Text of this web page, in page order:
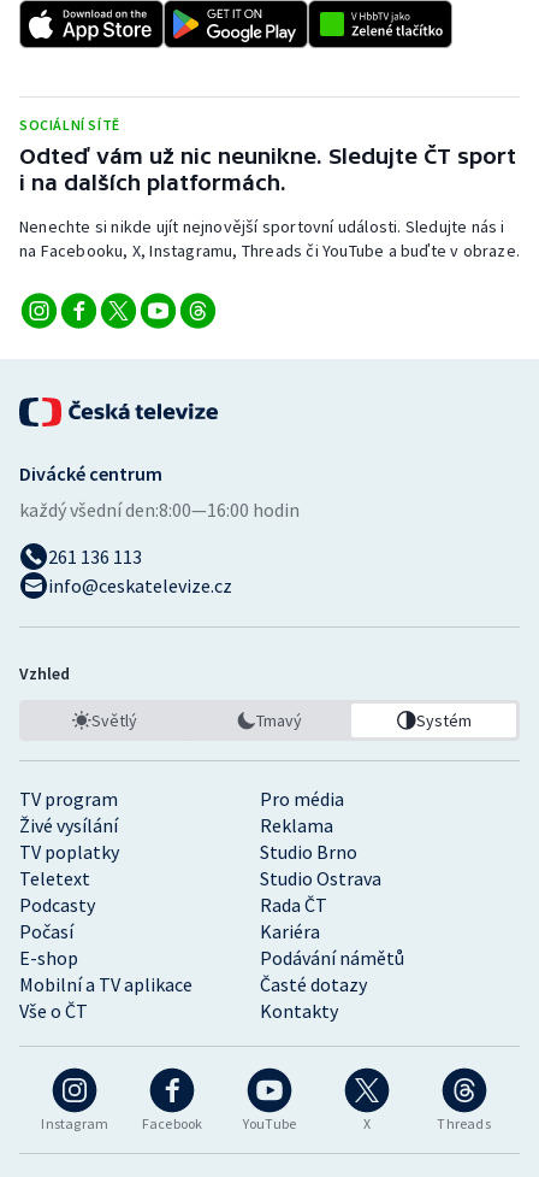
Stolní tenis
Triatlon
Veslování
Vodní slalom
Ostatní
SOCIÁLNÍ SÍTĚ
Odteď vám už nic neunikne. Sledujte ČT sport
i na dalších platformách.
Nenechte si nikde ujít nejnovější sportovní události. Sledujte nás i
na Facebooku, X, Instagramu, Threads či YouTube a buďte v obraze.
Instagram Facebook YouTube X Threads
TV program
Pro média
Živé vysílání
Reklama
TV poplatky
Studio Brno
Teletext
Studio Ostrava
Podcasty
Rada ČT
Počasí
Kariéra
E-shop
Podávání námětů
Mobilní a TV aplikace
Časté dotazy
Vše o ČT
Kontakty
Divácké centrum
každý všední den:8:00—16:00 hodin
261 136 113
info@ceskatelevize.cz
Vzhled
Světlý Tmavý Systém